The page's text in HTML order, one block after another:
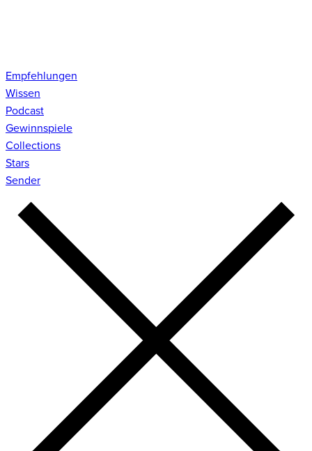
Empfehlungen
Wissen
Podcast
Gewinnspiele
Collections
Stars
Sender